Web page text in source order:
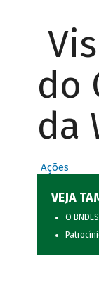
do
da
Ações
VEJA
O